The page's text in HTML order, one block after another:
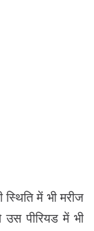
स्थिति में भी मरीज
पीरियड में भी